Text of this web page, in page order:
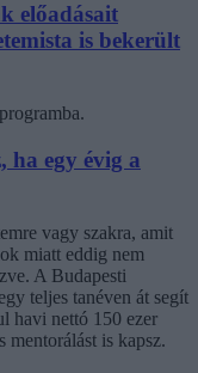
előadásait
is bekerült
ha egy évig a
vagy szakra, amit
miatt eddig nem
A Budapesti
teljes tanéven át segít
havi nettó 150 ezer
mentorálást is kapsz.